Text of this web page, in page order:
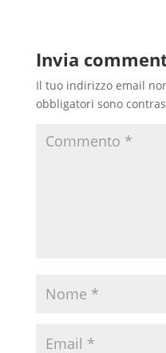
Invia
Il tuo indirizzo email
obbligatori sono